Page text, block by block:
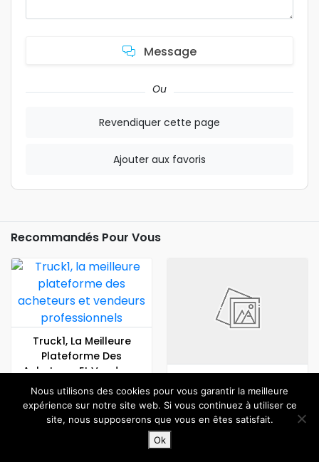
Message
Ou
Revendiquer cette page
Ajouter aux favoris
Recommandés Pour Vous
Truck1, La Meilleure
Plateforme Des
Acheteurs Et Vendeurs
Professionnels
Déménagement Objets
Lourds À Paris
Nous utilisons des cookies pour vous garantir la meilleure
expérience sur notre site web. Si vous continuez à utiliser ce
site, nous supposerons que vous en êtes satisfait.
Ok